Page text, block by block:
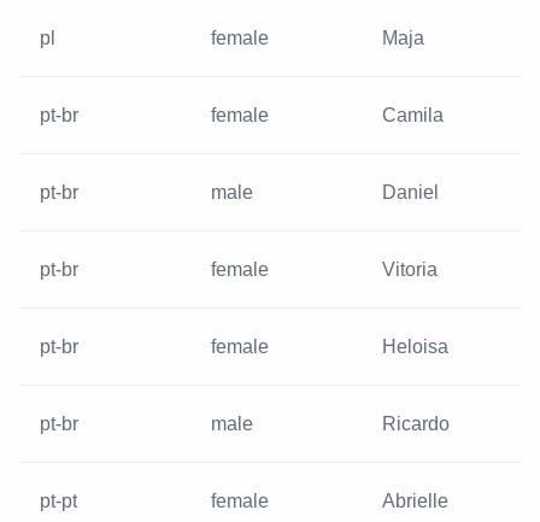
pl female Maja
pt-br female Camila
pt-br male Daniel
pt-br female Vitoria
pt-br female Heloisa
pt-br male Ricardo
pt-pt female Abrielle